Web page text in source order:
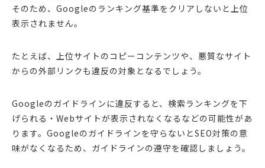
そのため、Googleのランキング基準をクリアしないと上位
表示されません。
たとえば、上位サイトのコピーコンテンツや、悪質なサイト
からの外部リンクも違反の対象となるでしょう。
Googleのガイドラインに違反すると、検索ランキングを下
げられる・Webサイトが表示されなくなるなどの可能性があ
ります。Googleのガイドラインを守らないとSEO対策の意
味がなくなるため、ガイドラインの遵守を確認しましょう。